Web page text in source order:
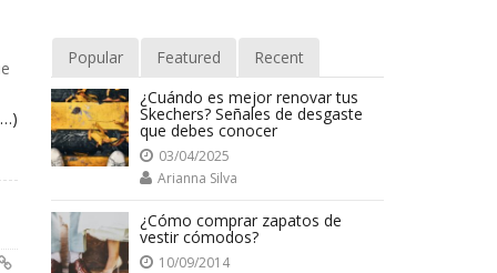
Popular Featured
Recent
¿Cuándo es mejor renovar tus
Skechers? Señales de desgaste
que debes conocer
03/04/2025
Arianna Silva
¿Cómo comprar zapatos de
vestir cómodos?
10/09/2014